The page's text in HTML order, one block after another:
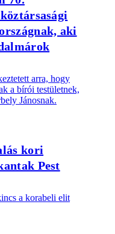
aki
arra, hogy
a bírói testületnek,
Jánosnak.
kori
Pest
a korabeli elit